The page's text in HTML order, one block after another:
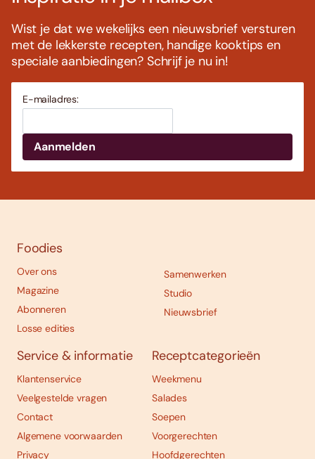
Wist je dat we wekelijks een nieuwsbrief versturen
met de lekkerste recepten, handige kooktips en
speciale aanbiedingen? Schrijf je nu in!
E-mailadres:
Foodies
Over ons
Magazine
Abonneren
Losse edities
Samenwerken
Studio
Nieuwsbrief
Service & informatie
Klantenservice
Veelgestelde vragen
Contact
Algemene voorwaarden
Privacy
Receptcategorieën
Weekmenu
Salades
Soepen
Voorgerechten
Hoofdgerechten